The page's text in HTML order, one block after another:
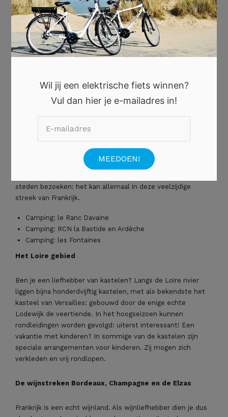
ligt. Bijzonder is dat Mont Saint-Michel bij vloed alleen te
bereiken is via de verhoogde weg. De omliggende baai staat
op de wereld erfgoedlijst van Unesco, dus er valt genoeg te
beleven!
Camping Balcon de la Baie
aan Zwitserland en Italië, Rhône-Alpes, kunnen legio
activiteiten worden beoefend. Stadsliefhebbers halen hun
hart op in het bruisende Lyon. In de Alpen vindt men de
Mont Blanc, waar iedereen zijn of haar ogen uit zal kijken.
steden bezoeken: het kan allemaal in deze veelzijdige
streek van Frankrijk.
Camping: le Ranc Davaine
Camping: RCN la Bastide en Ardèche
Camping: les Fontaines
Het Loire gebied
Ben je een liefhebber van kastelen? Langs de Loire rivier
liggen bijna honderdvijftig kastelen, met als bekendste het
kasteel van Versailles: gebouwd door de enige echte
Lodewijk de veertiende. In het hoogseizoen kunnen
rondleidingen worden gevolgd: uiterst interessant! Een
vakantie met kinderen? In sommige van de kastelen zijn
speciale arrangementen voor kinderen. Zij mogen zich
verkleden en vrij rondlopen.
De wijnstreken Bordeaux, Champagne en de Elzas
Frankrijk is een echt wijnland. Als wijnliefhebber dien je dus
Wil jij een elektrische fiets winnen?
Vul dan hier je e-mailadres in!